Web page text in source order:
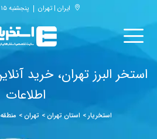
ایران | تهران پنجشنبه ۱۵ مرداد ۱۴۰۵
اطلاعات
استخریار> استان تهران> تهران> منطقه۱۳